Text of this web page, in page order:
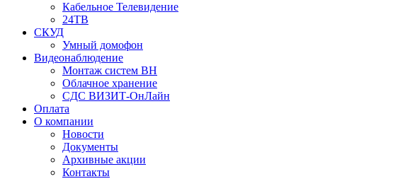
Кабельное Телевидение
24ТВ
СКУД
Умный домофон
Видеонаблюдение
Монтаж систем ВН
Облачное хранение
CДC ВИЗИТ-ОнЛайн
Оплата
О компании
Новости
Документы
Архивные акции
Контакты